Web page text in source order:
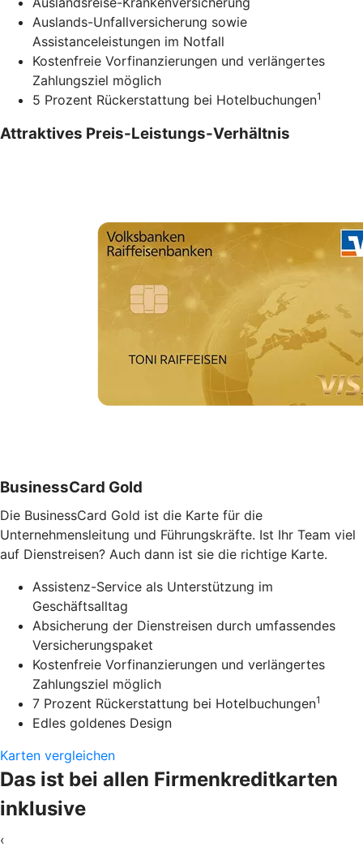
Auslands-Unfallversicherung sowie
Assistanceleistungen im Notfall
Kostenfreie Vorfinanzierungen und verlängertes
Zahlungsziel möglich
5 Prozent Rückerstattung bei Hotelbuchungen1
Attraktives Preis-Leistungs-Verhältnis
BusinessCard Gold
Die BusinessCard Gold ist die Karte für die
Unternehmensleitung und Führungskräfte. Ist Ihr Team viel
auf Dienstreisen? Auch dann ist sie die richtige Karte.
Assistenz-Service als Unterstützung im
Geschäftsalltag
Absicherung der Dienstreisen durch umfassendes
Versicherungspaket
Kostenfreie Vorfinanzierungen und verlängertes
Zahlungsziel möglich
7 Prozent Rückerstattung bei Hotelbuchungen1
Edles goldenes Design
Karten vergleichen
Das ist bei allen Firmenkreditkarten
inklusive
‹